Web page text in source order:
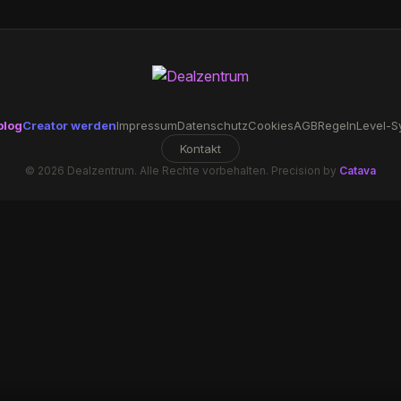
Creator werdenImpressumDatenschutzCookiesAGBRegelnLevel-
Kontakt
© 2026 Dealzentrum. Alle Rechte vorbehalten. Precision by Catava